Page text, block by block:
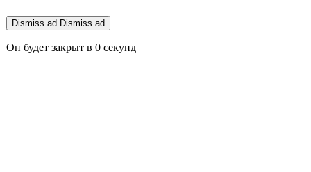
Dismiss ad Dismiss ad
Он будет закрыт в 0 секунд